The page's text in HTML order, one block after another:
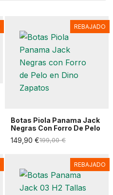
Botas Piola Panama Jack
Negras Con Forro De Pelo
149,90 €199,00 €
REBAJADO
REBAJADO